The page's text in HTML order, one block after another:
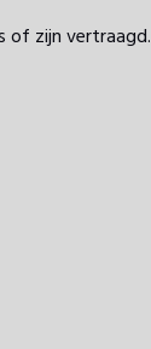
of zijn vertraagd.